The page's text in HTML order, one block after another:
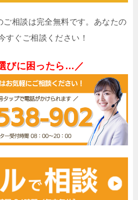
ご相談は完全無料です。あなたの
すぐご相談ください！
びに困ったら…／